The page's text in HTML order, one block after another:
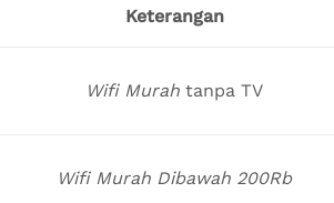
Keterangan
Wifi Murah tanpa TV
Wifi Murah Dibawah 200Rb